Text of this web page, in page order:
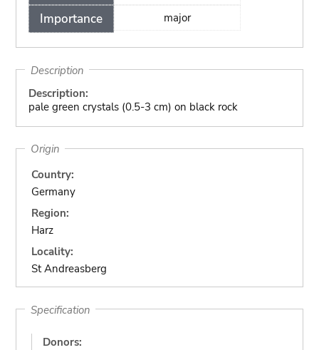
Importance
major
Description
Description:
pale green crystals (0.5-3 cm) on black rock
Origin
Country:
Germany
Region:
Harz
Locality:
St Andreasberg
Specification
Donors: